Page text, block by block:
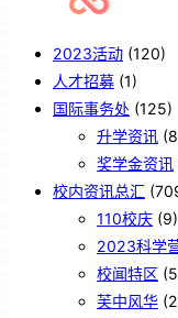
2023活动 (120)
人才招募 (1)
国际事务处 (125)
升学资讯
奖学金资讯
校内资讯总汇
110校庆 (9)
2023科学
校闻特区
芙中风华